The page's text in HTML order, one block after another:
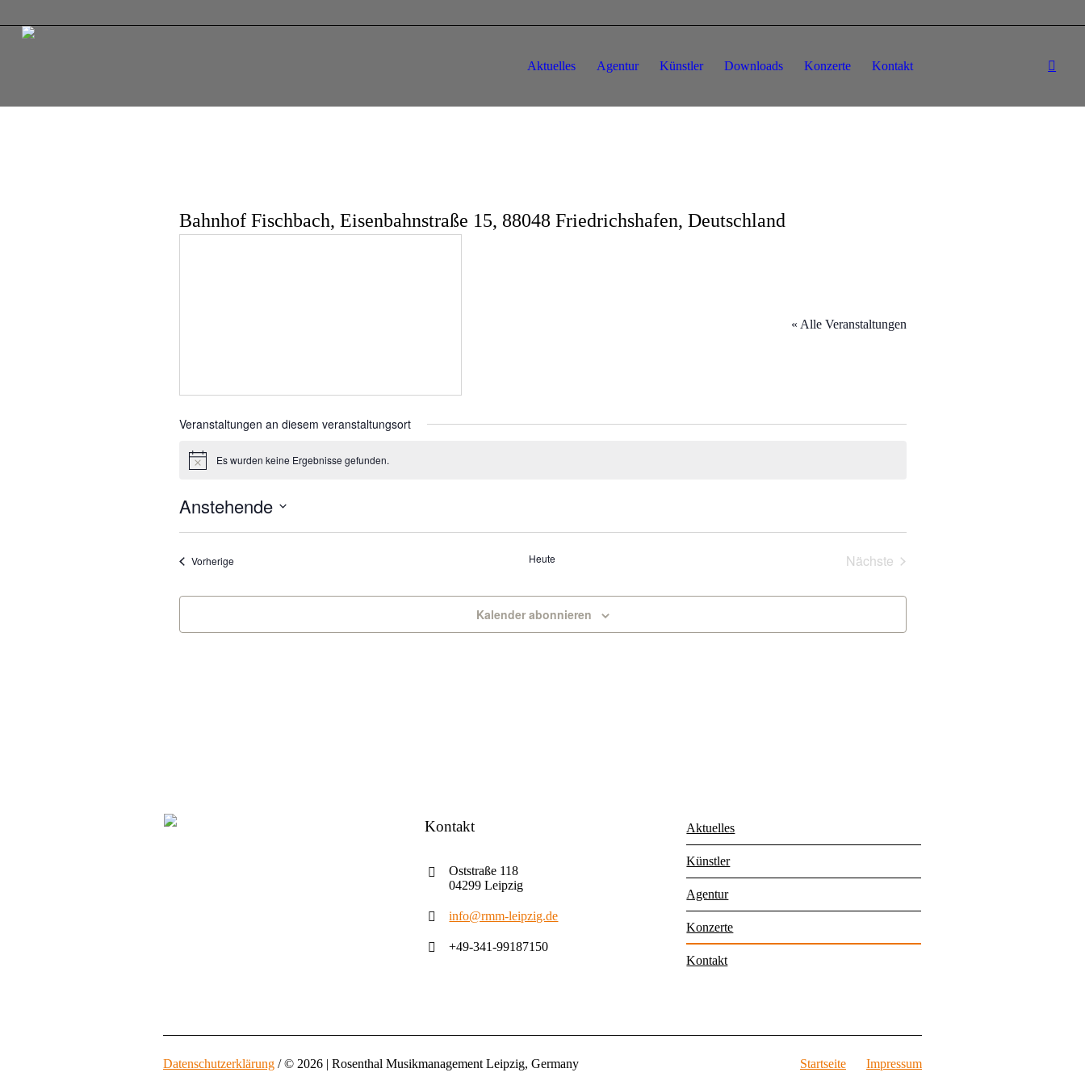
Aktuelles Agentur Künstler Downloads Konzerte Kontakt
Bahnhof Fischbach, Eisenbahnstraße 15, 88048 Friedrichshafen, Deutschland
« Alle Veranstaltungen
Veranstaltungen an diesem veranstaltungsort
HinweisEs wurden keine Ergebnisse gefunden.
Anstehende
VorherigeVeranstaltungen Heute Nächste Veranstaltungen
Kalender abonnieren
Kontakt
Oststraße 118
04299 Leipzig
info@rmm-leipzig.de
+49-341-99187150
Aktuelles
Künstler
Agentur
Konzerte
Kontakt
Startseite Impressum
Datenschutzerklärung / © 2026 | Rosenthal Musikmanagement Leipzig, Germany